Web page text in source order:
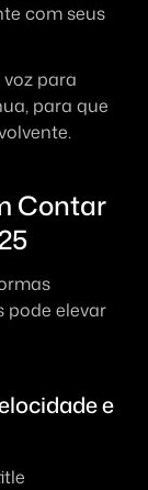
com seus
para
para que
Contar
pode elevar
e